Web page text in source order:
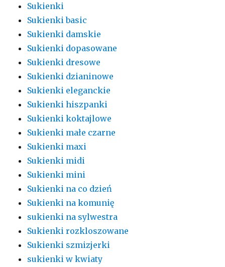
Sukienki
Sukienki basic
Sukienki damskie
Sukienki dopasowane
Sukienki dresowe
Sukienki dzianinowe
Sukienki eleganckie
Sukienki hiszpanki
Sukienki koktajlowe
Sukienki małe czarne
Sukienki maxi
Sukienki midi
Sukienki mini
Sukienki na co dzień
Sukienki na komunię
sukienki na sylwestra
Sukienki rozkloszowane
Sukienki szmizjerki
sukienki w kwiaty